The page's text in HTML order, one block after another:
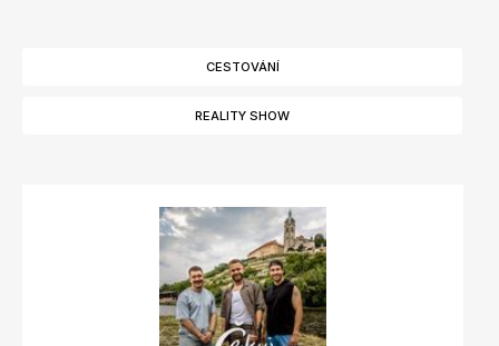
CESTOVÁNÍ
REALITY SHOW